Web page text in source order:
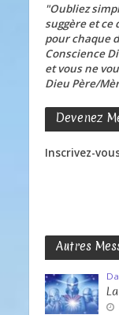
"Oubliez
suggère et ce
pour chaque
Conscience
et vous ne
Dieu Père/
Devenez
Inscrivez-
Autres